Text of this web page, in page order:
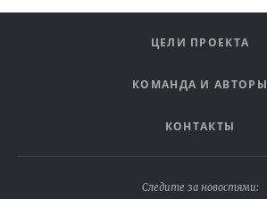
ЦЕЛИ ПРОЕКТА
КОМАНДА И АВТОРЫ
КОНТАКТЫ
Следите за новостями: